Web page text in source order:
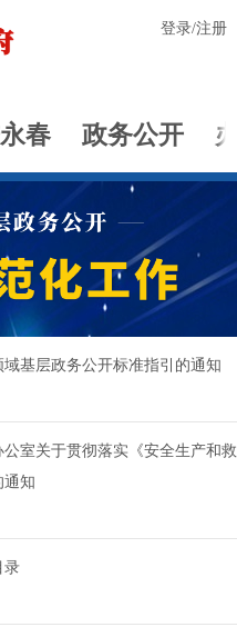
登录/注册
春 政务公开
基层政务公开标准指引的通知
室关于贯彻落实《安全生产和救
通知
录